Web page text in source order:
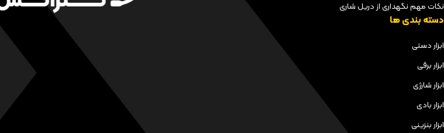
نکات مهم نگهداری از دریل شاری
دسته بندی ها
ابزار دستی
ابزار برقی
ابزار شارژی
ابزار بادی
ابزار بنزینی